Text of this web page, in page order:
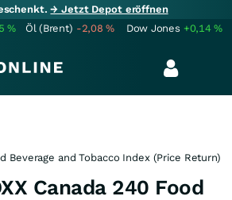
→ Jetzt Depot eröffnen
% Öl (Brent) -2,08% Dow Jones +0,14%
Beverage and Tobacco Index (Price Return)
Canada 240 Food